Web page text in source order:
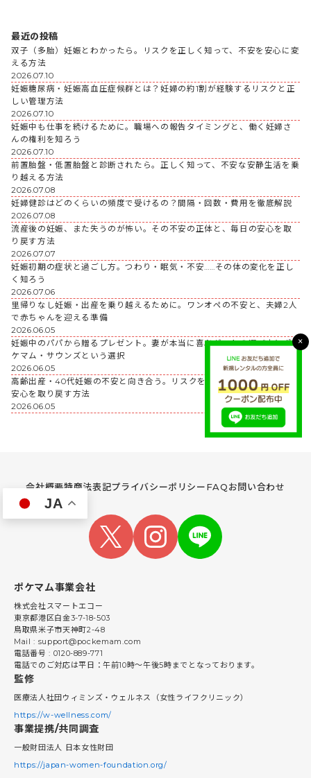
最近の投稿
双子（多胎）妊娠とわかったら。リスクを正しく知って、不安を安心に変
える方法
2026.07.10
妊娠糖尿病・妊娠高血圧症候群とは？妊婦の約1割が経験するリスクと正
しい管理方法
2026.07.10
妊娠中も仕事を続けるために。職場への報告タイミングと、働く妊婦さ
んの権利を知ろう
2026.07.10
前置胎盤・低置胎盤と診断されたら。正しく知って、不安な安静生活を乗
り越える方法
2026.07.08
妊婦健診はどのくらいの頻度で受けるの？間隔・回数・費用を徹底解説
2026.07.08
流産後の妊娠、また失うのが怖い。その不安の正体と、毎日の安心を取
り戻す方法
2026.07.07
妊娠初期の症状と過ごし方。つわり・眠気・不安……その体の変化を正し
く知ろう
2026.07.06
里帰りなし妊娠・出産を乗り越えるために。ワンオペの不安と、夫婦2人
で赤ちゃんを迎える準備
2026.06.05
妊娠中のパパから贈るプレゼント。妻が本当に喜ぶギフトの選び方とポ
ケマム・サウンズという選択
2026.06.05
高齢出産・40代妊娠の不安と向き合う。リスクを正しく知って、毎日の
安心を取り戻す方法
2026.06.05
×
会社概要特商法表記プライバシーポリシーFAQお問い合わせ
ポケマム事業会社
株式会社スマートエコー
東京都港区白金3-7-18-503
鳥取県米子市天神町2-48
Mail : support@pockemam.com
電話番号 : 0120-889-771
電話でのご対応は平日：午前10時〜午後5時までとなっております。
監修
医療法人社団ウィミンズ・ウェルネス（女性ライフクリニック）
https://w-wellness.com/
事業提携/共同調査
一般財団法人 日本女性財団
https://japan-women-foundation.org/
JA